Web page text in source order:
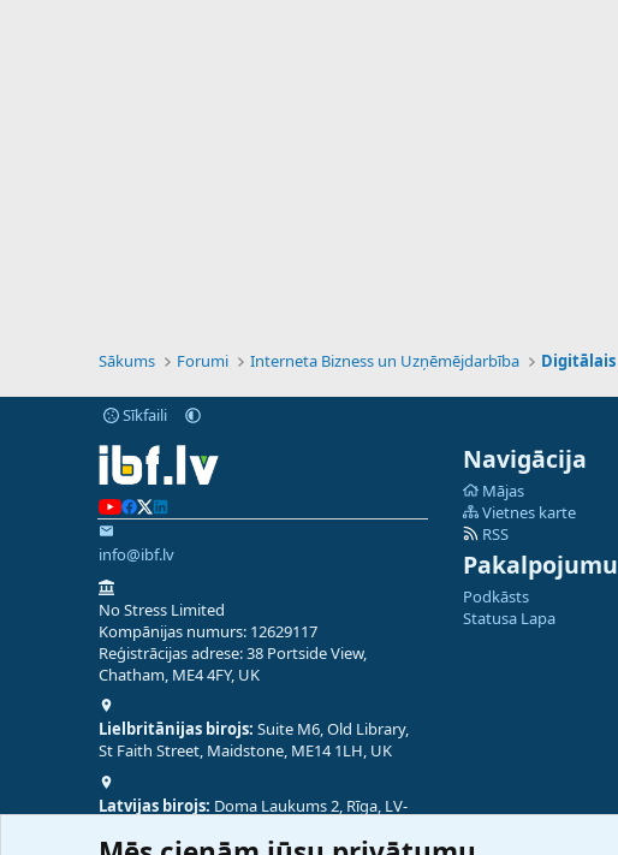
Sākums Forumi Interneta Bizness un Uzņēmējdarbība
Sīkfaili
info@ibf.lv
No Stress Limited
Kompānijas numurs: 12629117
Reģistrācijas adrese: 38 Portside View,
Chatham, ME4 4FY, UK
Lielbritānijas birojs: Suite M6, Old Library,
St Faith Street, Maidstone, ME14 1LH, UK
Latvijas birojs: Doma Laukums 2, Rīga, LV-
Navigācija
Mājas
Vietnes karte
RSS
Pakalpojumu
Podkāsts
Statusa Lapa